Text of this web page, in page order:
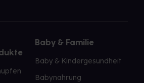
Baby & Familie
Baby & Kindergesundheit
Babynahrung